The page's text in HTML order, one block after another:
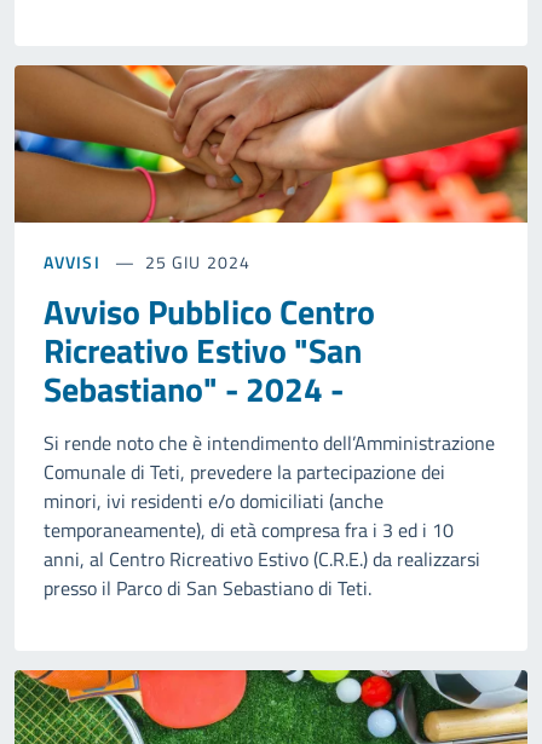
AVVISI 25 GIU 2024
Avviso Pubblico Centro
Ricreativo Estivo "San
Sebastiano" - 2024 -
Si rende noto che è intendimento dell’Amministrazione
Comunale di Teti, prevedere la partecipazione dei
minori, ivi residenti e/o domiciliati (anche
temporaneamente), di età compresa fra i 3 ed i 10
anni, al Centro Ricreativo Estivo (C.R.E.) da realizzarsi
presso il Parco di San Sebastiano di Teti.